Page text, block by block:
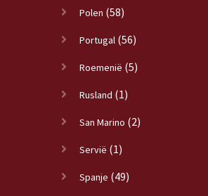
Polen (58)
Portugal (56)
Roemenië (5)
Rusland (1)
San Marino (2)
Servië (1)
Spanje (49)